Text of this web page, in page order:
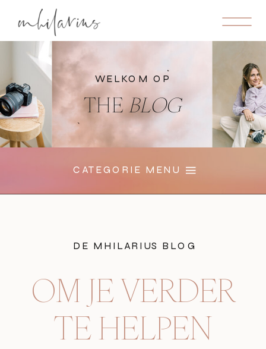
THEBLOG
WELKOM OP
CATEGORIE MENU
DE MHILARIUS BLOG
OM JE VERDER
TE HELPEN